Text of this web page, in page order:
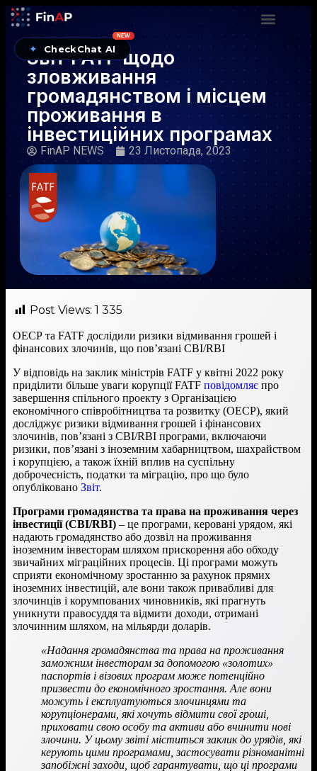
✦ CheckChat AI
NEW
Звіт FATF щодо
зловживання
громадянством і місцем
проживання в
інвестиційних програмах
FinAP NEWS 23 Листопада, 2023
Post Views: 1 335
ОЕСР та FATF дослідили ризики відмивання грошей і
фінансових злочинів, що пов’язані CBI/RBI
У відповідь на заклик міністрів FATF у квітні 2022 року
приділити більше уваги корупції FATF повідомляє про
завершення спільного проекту з Організацією
економічного співробітництва та розвитку (ОЕСР), який
досліджує ризики відмивання грошей і фінансових
злочинів, пов’язані з CBI/RBI програми, включаючи
ризики, пов’язані з іноземним хабарництвом, шахрайством
і корупцією, а також їхній вплив на суспільну
доброчесність, податки та міграцію, про що було
опубліковано Звіт.
Програми громадянства та права на проживання через
інвестиції (CBI/RBI) – це програми, керовані урядом, які
надають громадянство або дозвіл на проживання
іноземним інвесторам шляхом прискорення або обходу
звичайних міграційних процесів. Ці програми можуть
сприяти економічному зростанню за рахунок прямих
іноземних інвестицій, але вони також привабливі для
злочинців і корумпованих чиновників, які прагнуть
уникнути правосуддя та відмити доходи, отримані
злочинним шляхом, на мільярди доларів.
«Надання громадянства та права на проживання
заможним інвесторам за допомогою «золотих»
паспортів і візових програм може потенційно
призвести до економічного зростання. Але вони
можуть і експлуатуються злочинцями та
корупціонерами, які хочуть відмити свої гроші,
приховати свою особу та активи або вчинити нові
злочини. У цьому звіті міститься заклик до урядів, які
керують цими програмами, застосувати різноманітні
запобіжні заходи, щоб гарантувати, що ці програми